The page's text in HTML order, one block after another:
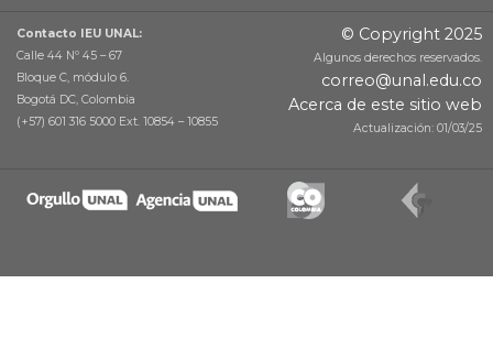
Contacto IEU UNAL:
Calle 44 Nº 45 – 67
Bloque C, módulo 6.
Bogotá DC, Colombia
(+57) 601 316 5000 Ext. 10854 – 10855
© Copyright 2025
Algunos derechos reservados.
correo@unal.edu.co
Acerca de este sitio web
Actualización: 01/03/25